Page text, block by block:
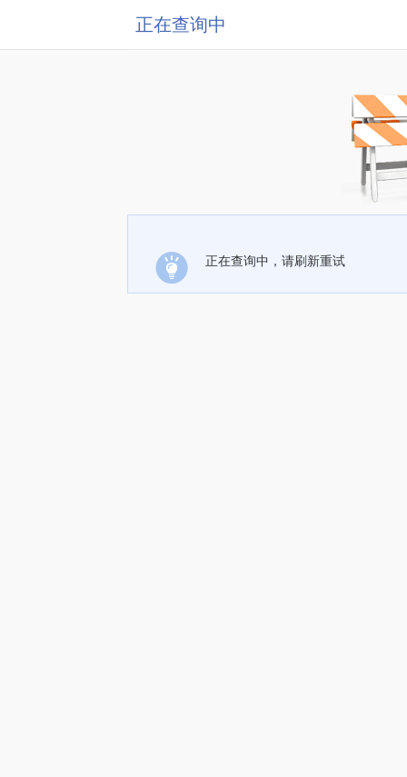
正在查询中
正在查询中，请刷新重试